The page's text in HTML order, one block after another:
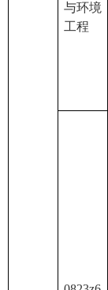
与环境
工程